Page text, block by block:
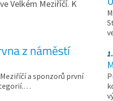
Velkém Meziříčí. K
z náměstí
a sponzorů první